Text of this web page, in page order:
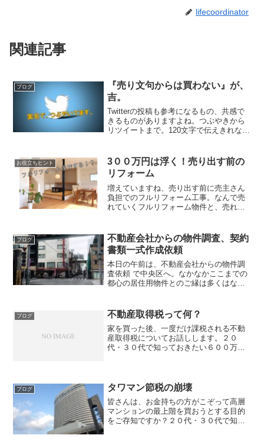
lifecoordinator
関連記事
ブログ
『売り文句からは買わない』が、
吉。
Twitterの投稿も参考になるもの、共感で
きるものがありますよね。つぶやきから
リツイートまで。120文字で伝えきれない
だから。買ってますから。」「あの...
お役立ちヒント
3００万円は浮く！売り出す前の
リフォーム
増えていますね、売り出す前に売主さん
負担でのフルリフォーム工事。なんで売
れていくフルリフォーム物件と、売れ残
いに触れることで何百万円もの損を防い
でください。
ブログ
不動産会社からの物件調査、契約
書類一式作成依頼
本日の午前は、不動産会社からの物件調
査依頼 で中央区へ。なかなかここまでの
都心の居住用物件とのご縁は多くはない
の私としては『嬉しい、楽しい♬』の一
石二鳥コンパクトな敷地...
ブログ 不動産取得税って何？
家を買った後、一度だけ課税される不動
産取得税についてお話しします。２０
代・３０代で知っておきたい６００万円
るのが不動産取得税不動産を買...
ブログ タワマン節税の崩壊
皆さんは、お金持ちの方がこぞって高層
マンションの最上階を買おうとする目的
をご存知ですか？２０代・３０代で知っ